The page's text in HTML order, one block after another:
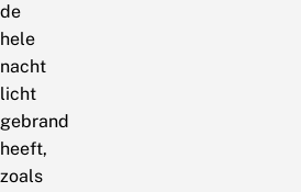
de
hele
nacht
licht
gebrand
heeft,
zoals